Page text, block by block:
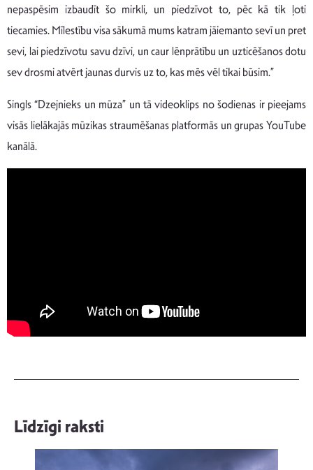
nepaspēsim izbaudīt šo mirkli, un piedzīvot to, pēc kā tik ļoti
tiecamies. Mīlestību visa sākumā mums katram jāiemanto sevī un pret
sevi, lai piedzīvotu savu dzīvi, un caur lēnprātību un uzticēšanos dotu
sev drosmi atvērt jaunas durvis uz to, kas mēs vēl tikai būsim.”
Singls “Dzejnieks un mūza” un tā videoklips no šodienas ir pieejams
visās lielākajās mūzikas straumēšanas platformās un grupas YouTube
kanālā.
Līdzīgi raksti